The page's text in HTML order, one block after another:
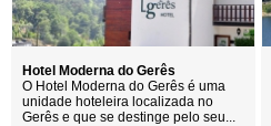
Hotel Moderna do Gerês
O Hotel Moderna do Gerês é uma
unidade hoteleira localizada no
Gerês e que se destinge pelo seu...